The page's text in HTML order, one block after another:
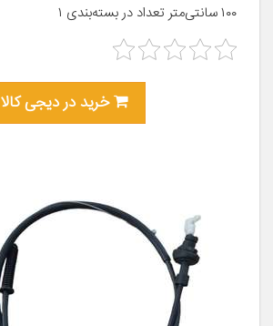
۱۰۰ سانتی‌متر تعداد در بسته‌بندی ۱
خرید در دیجی کالا